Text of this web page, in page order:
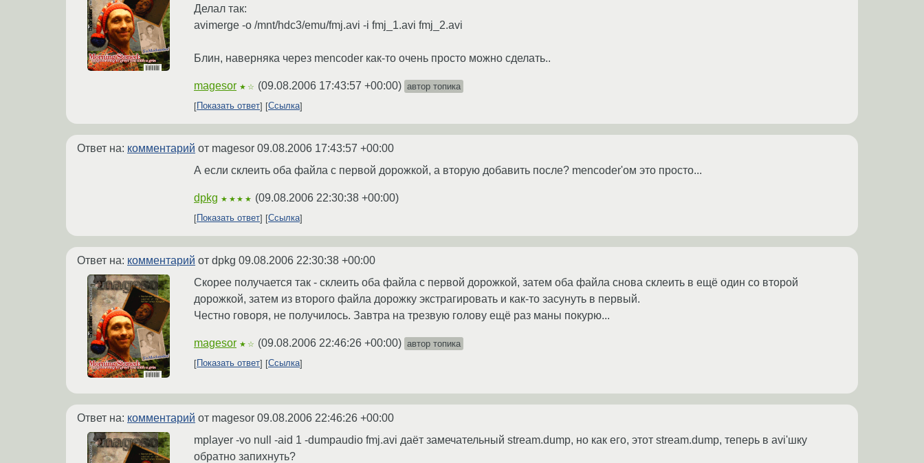
Делал так:
avimerge -o /mnt/hdc3/emu/fmj.avi -i fmj_1.avi fmj_2.avi
Блин, наверняка через mencoder как-то очень просто можно сделать..
magesor ★☆ (09.08.2006 17:43:57 +00:00) автор топика
Показать ответ
Ссылка
Ответ на: комментарий от magesor 09.08.2006 17:43:57 +00:00
А если склеить оба файла с первой дорожкой, а вторую добавить после? mencoder'ом это просто...
dpkg ★★★★ (09.08.2006 22:30:38 +00:00)
Показать ответ Ссылка
Ответ на: комментарий от dpkg 09.08.2006 22:30:38 +00:00
Скорее получается так - склеить оба файла с первой дорожкой, затем оба файла снова склеить в ещё один со второй
дорожкой, затем из второго файла дорожку экстрагировать и как-то засунуть в первый.
Честно говоря, не получилось. Завтра на трезвую голову ещё раз маны покурю...
magesor ★☆ (09.08.2006 22:46:26 +00:00) автор топика
Показать ответ
Ссылка
Ответ на: комментарий от magesor 09.08.2006 22:46:26 +00:00
mplayer -vo null -aid 1 -dumpaudio fmj.avi даёт замечательный stream.dump, но как его, этот stream.dump, теперь в avi'шку
обратно запихнуть?